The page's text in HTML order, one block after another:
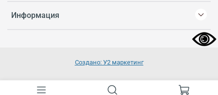
Информация
Создано: У2 маркетинг